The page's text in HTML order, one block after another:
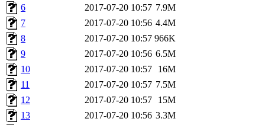
6
2017-07-20 10:57 7.9M
7
2017-07-20 10:56 4.4M
8
2017-07-20 10:57 966K
9
2017-07-20 10:56 6.5M
10
2017-07-20 10:57
16M
11
2017-07-20 10:57 7.5M
12
2017-07-20 10:57
15M
13
2017-07-20 10:56 3.3M